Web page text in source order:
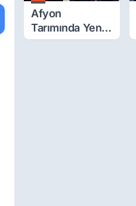
Afyon
Tarımında Yeni
Ürünler Yolda